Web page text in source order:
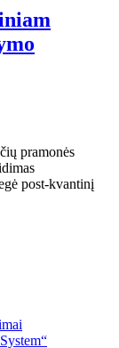
pramonės
post-kvantinį